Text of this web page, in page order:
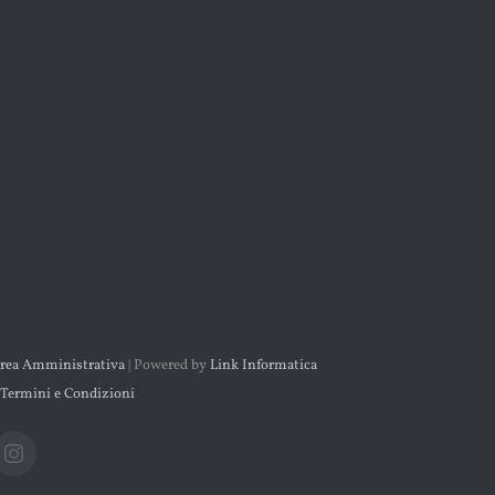
Amministrativa| Powered by Link Informatica
Termini e Condizioni
Instagram